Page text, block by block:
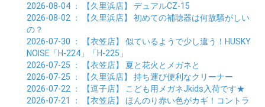
2026-08-04 ： 【久里浜店】 デュアルCZ-15
2026-08-02 ： 【久里浜店】 初めての補聴器は何故騒がしい
の？
2026-07-30 ： 【衣笠店】 似ているようで少し違う！HUSKY
NOISE「H-224」「H-225」
2026-07-25 ： 【衣笠店】 夏と花火とメガネと
2026-07-25 ： 【久里浜店】 持ち運び便利なクリーナー
2026-07-22 ： 【逗子店】 こども用メガネJkids入荷です★
2026-07-21
： 【衣笠店】 ほんのり赤い色がカギ！コントラ